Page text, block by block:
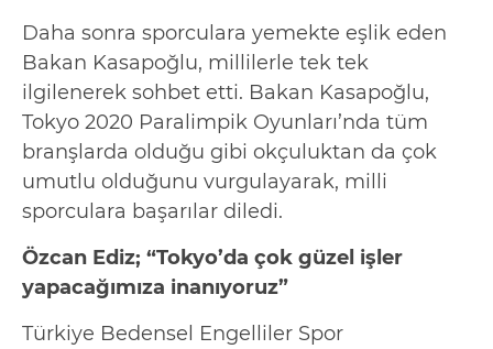
Daha sonra sporculara yemekte eşlik eden
Bakan Kasapoğlu, millilerle tek tek
ilgilenerek sohbet etti. Bakan Kasapoğlu,
Tokyo 2020 Paralimpik Oyunları’nda tüm
branşlarda olduğu gibi okçuluktan da çok
umutlu olduğunu vurgulayarak, milli
sporculara başarılar diledi.
Özcan Ediz; “Tokyo’da çok güzel işler
yapacağımıza inanıyoruz”
Türkiye Bedensel Engelliler Spor